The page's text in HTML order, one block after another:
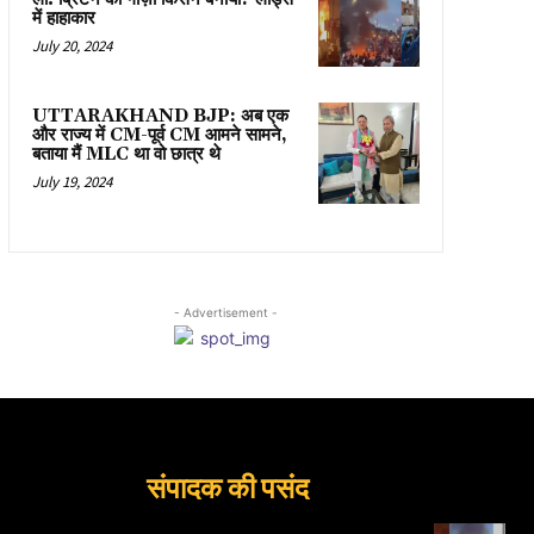
में हाहाकार
July 20, 2024
UTTARAKHAND BJP: अब एक
और राज्य में CM-पूर्व CM आमने सामने,
बताया मैं MLC था वो छात्र थे
July 19, 2024
- Advertisement -
संपादक की पसंद